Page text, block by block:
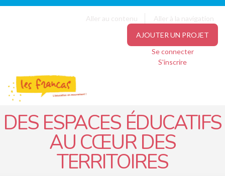
Aller au contenu
Aller à la navigation
AJOUTER UN PROJET
Se connecter
S'inscrire
DES ESPACES ÉDUCATIFS
AU CŒUR DES
TERRITOIRES
Panneau de gestion des cookies